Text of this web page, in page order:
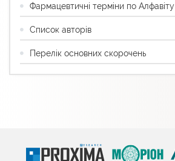
Фармацевтичні терміни по Алфавіту
Список авторів
Перелік основних скорочень